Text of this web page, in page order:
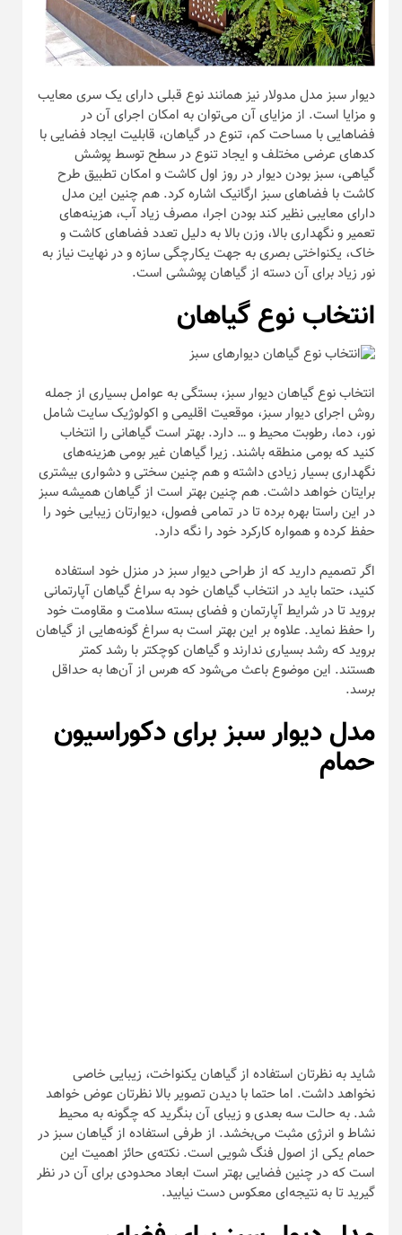
دیوار سبز مدل مدولار نیز همانند نوع قبلی دارای یک سری معایب
و مزایا است. از مزایای آن می‌توان به امکان اجرای آن در
فضا‌هایی با مساحت کم، تنوع در گیاهان، قابلیت ایجاد فضایی با
کد‌های عرضی مختلف و ایجاد تنوع در سطح توسط پوشش
گیاهی، سبز بودن دیوار در روز اول کاشت و امکان تطبیق طرح
کاشت با فضا‌های سبز ارگانیک اشاره کرد. هم چنین این مدل
دارای معایبی نظیر کند بودن اجرا، مصرف زیاد آب، هزینه‌های
تعمیر و نگهداری بالا، وزن بالا به دلیل تعدد فضا‌های کاشت و
خاک، یکنواختی بصری به جهت یکارچگی سازه و در نهایت نیاز به
نور زیاد برای آن دسته از گیاهان پوششی است.
انتخاب نوع گیاهان
انتخاب نوع گیاهان دیوار سبز، بستگی به عوامل بسیاری از جمله
روش اجرای دیوار سبز، موقعیت اقلیمی و اکولوژیک سایت شامل
نور، دما، رطوبت محیط و … دارد. بهتر است گیاهانی را انتخاب
کنید که بومی منطقه باشند. زیرا گیاهان غیر بومی هزینه‌های
نگهداری بسیار زیادی داشته و هم چنین سختی و دشواری بیشتری
برایتان خواهد داشت. هم چنین بهتر است از گیاهان همیشه سبز
در این راستا بهره برده تا در تمامی فصول، دیوارتان زیبایی خود را
حفظ کرده و همواره کارکرد خود را نگه دارد.
اگر تصمیم دارید که از طراحی دیوار سبز در منزل خود استفاده
کنید، حتما باید در انتخاب گیاهان خود به سراغ گیاهان آپارتمانی
بروید تا در شرایط آپارتمان و فضای بسته سلامت و مقاومت خود
را حفظ نماید. علاوه بر این بهتر است به سراغ گونه‌هایی از گیاهان
بروید که رشد بسیاری ندارند و گیاهان کوچکتر با رشد کمتر
هستند. این موضوع باعث می‌شود که هرس از آن‌ها به حداقل
برسد.
مدل دیوار سبز برای دکوراسیون
حمام